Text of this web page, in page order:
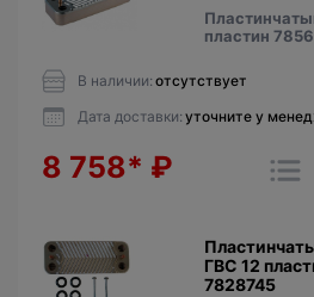
пластин
В наличии: отсутствует
Дата доставки: уточните у
8 758* ₽
ГВС 12
7828745